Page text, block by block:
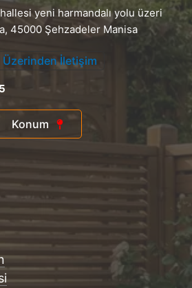
yeni harmandalı yolu üzeri
45000 Şehzadeler Manisa
Üzerinden İletişim
Konum